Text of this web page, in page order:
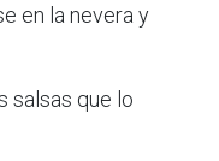
en la nevera y
salsas que lo